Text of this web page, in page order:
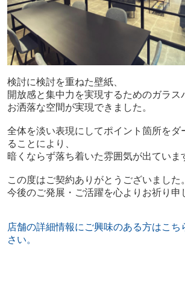
検討に検討を重ねた壁紙、
開放感と集中力を実現するためのガラス
お洒落な空間が実現できました。
全体を淡い表現にしてポイント箇所をダ
ることにより、
暗くならず落ち着いた雰囲気が出ていま
この度はご契約ありがとうございました。
今後のご発展・ご活躍を心よりお祈り申
店舗の詳細情報にご興味のある方はこち
さい。